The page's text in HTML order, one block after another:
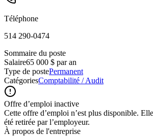
Téléphone
514 290-0474
Sommaire du poste
Salaire65 000 $ par an
Type de postePermanent
CatégoriesComptabilité / Audit
Offre d’emploi inactive
Cette offre d’emploi n’est plus disponible.
été retirée par l’employeur.
À propos de l'entreprise